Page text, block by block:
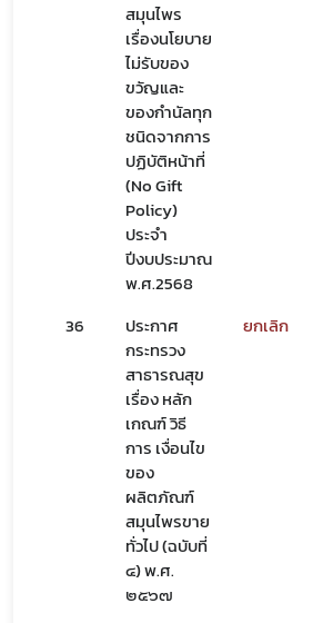
สมุนไพร
เรื่องนโยบาย
ไม่รับของ
ขวัญและ
ของกำนัลทุก
ชนิดจากการ
ปฏิบัติหน้าที่
(No Gift
Policy)
ประจำ
ปีงบประมาณ
พ.ศ.2568
36
ประกาศ
กระทรวง
สาธารณสุข
เรื่อง หลัก
เกณฑ์ วิธี
การ เงื่อนไข
ของ
ผลิตภัณฑ์
สมุนไพรขาย
ทั่วไป (ฉบับที่
๔) พ.ศ.
๒๕๖๗
ยกเลิก
สมุนไพรใหม่
โควิด